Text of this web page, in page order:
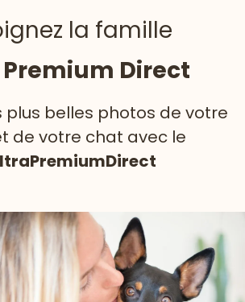
la famille
Direct
plus belles photos de votre
de votre chat avec le